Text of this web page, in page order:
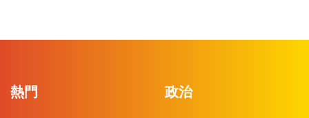
熱門 政治